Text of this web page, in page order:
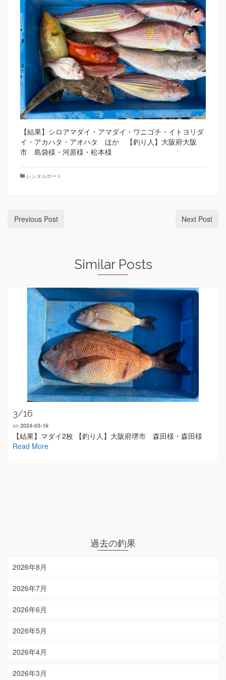
【結果】シロアマダイ・アマダイ・ワニゴチ・イトヨリダ
イ・アカハタ・アオハタ ほか 【釣り人】大阪府大阪
市 島袋様・河原様・松本様
レンタルボート
Previous Post Next Post
Similar Posts
3/16
on 2024-03-16
【結果】マダイ2枚 【釣り人】大阪府堺市 森田様・森田様
Read More
過去の釣果
2026年8月
2026年7月
2026年6月
2026年5月
2026年4月
2026年3月